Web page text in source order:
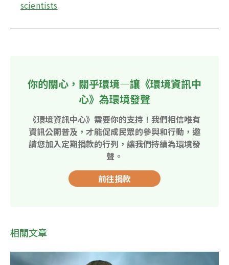
scientists
你的關心，關乎環境—讓《環境資訊中
心》為環境發聲
《環境資訊中心》需要你的支持！我們相信唯有
資訊公開普及，才能促成民眾的參與和行動，邀
請您加入定期捐款的行列，讓我們持續為環境發
聲。
前往捐款
相關文章